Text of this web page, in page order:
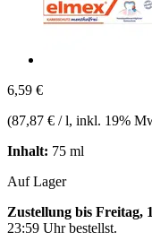
6,59 €
(87,87 € / l, inkl. 19%
Inhalt: 75 ml
Auf Lager
Zustellung bis Freitag,
23:59 Uhrbestellst.